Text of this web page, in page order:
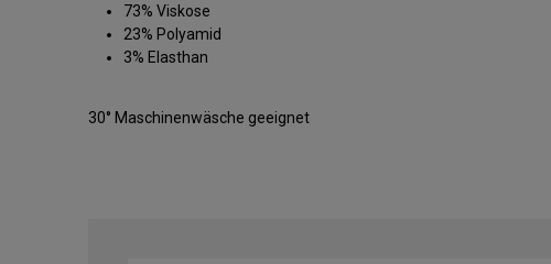
73% Viskose
23% Polyamid
3% Elasthan
30° Maschinenwäsche geeignet